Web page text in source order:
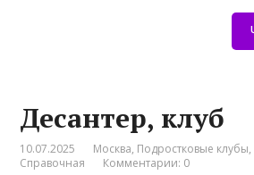
Десантер, клуб
10.07.2025 Москва, Подростковые клубы,
Справочная
Комментарии: 0